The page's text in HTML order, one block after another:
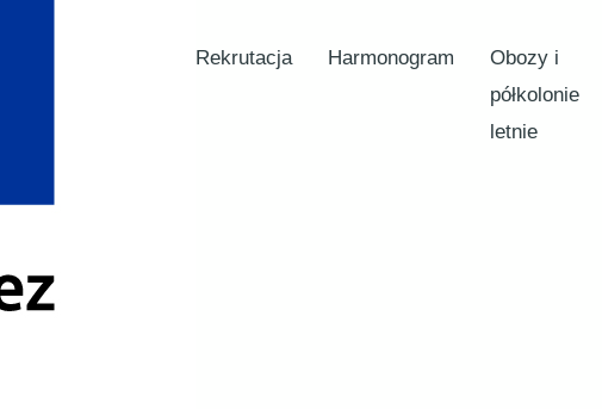
Rekrutacja Harmonogram
Obozy i
półkolonie
letnie